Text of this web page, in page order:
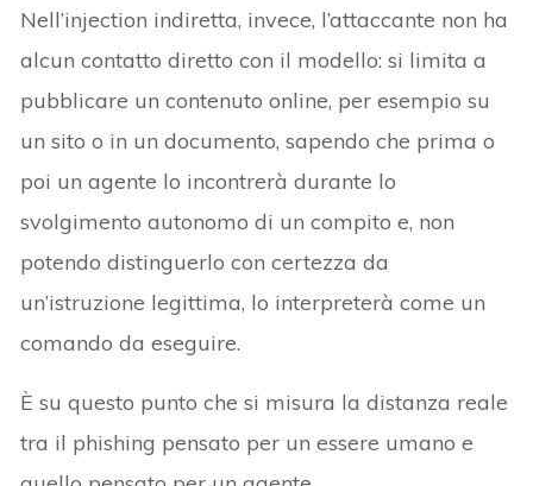
Nell’injection indiretta, invece, l’attaccante non ha
alcun contatto diretto con il modello: si limita a
pubblicare un contenuto online, per esempio su
un sito o in un documento, sapendo che prima o
poi un agente lo incontrerà durante lo
svolgimento autonomo di un compito e, non
potendo distinguerlo con certezza da
un’istruzione legittima, lo interpreterà come un
comando da eseguire.
È su questo punto che si misura la distanza reale
tra il phishing pensato per un essere umano e